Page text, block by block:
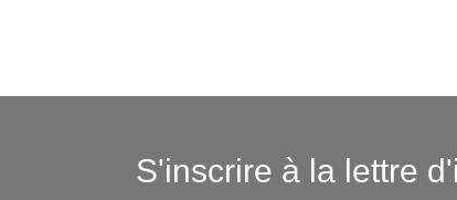
S'inscrire à la lettre